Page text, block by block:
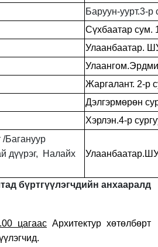
Баруун-уурт.3-р
Сүхбаатар сум.
Улаанбаатар.
Жаргалант. 2-р
Дэлгэрмөрөн
Хэрлэн.4-р
/Багануур
дүүрэг, Налайх
бүртгүүлэгчдийн анхааралд
цагаас Архитектур хөтөлбөрт